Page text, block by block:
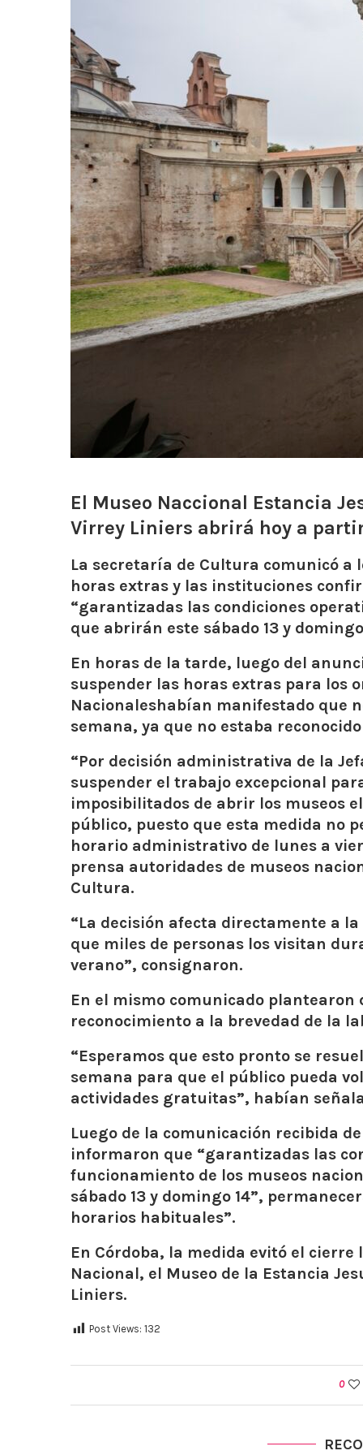
El Museo Naccional Estancia
Virrey Liniers abrirá hoy a
La secretaría de Cultura comunicó a
horas extras y las instituciones
“garantizadas las condiciones
que abrirán este sábado 13 y
En horas de la tarde, luego del
suspender las horas extras para los
Nacionaleshabían manifestado que
semana, ya que no estaba
“Por decisión administrativa de la
suspender el trabajo excepcional
imposibilitados de abrir los museos
público, puesto que esta medida no
horario administrativo de lunes a
prensa autoridades de museos
Cultura.
“La decisión afecta directamente a
que miles de personas los visitan
verano”, consignaron.
En el mismo comunicado
reconocimiento a la brevedad de la
“Esperamos que esto pronto se
semana para que el público pueda
actividades gratuitas”, habían
Luego de la comunicación recibida
informaron que “garantizadas las
funcionamiento de los museos
sábado 13 y domingo 14”,
horarios habituales”.
En Córdoba, la medida evitó el
Nacional, el Museo de la Estancia
Liniers.
Post Views: 132
0